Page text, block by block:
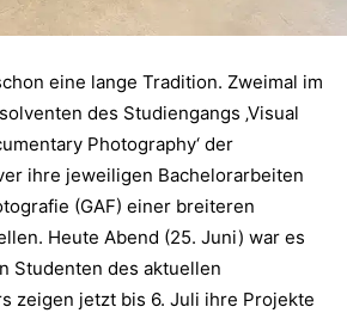
eine lange Tradition. Zweimal im
des Studiengangs ‚Visual
Photography‘ der
ihre jeweiligen Bachelorarbeiten
(GAF) einer breiteren
Heute Abend (25. Juni) war es
Studenten des aktuellen
zeigen jetzt bis 6. Juli ihre Projekte